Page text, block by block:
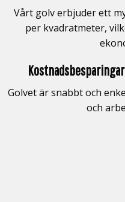
Vårt golv erbjuder ett
per kvadratmeter,
Golvet är snabbt och
och